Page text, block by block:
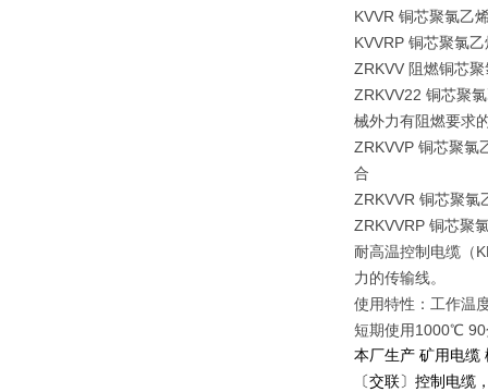
KVVR 铜芯聚氯乙
KVVRP 铜芯聚氯
ZRKVV 阻燃铜芯
ZRKVV22 铜芯聚
械外力有阻燃要求
ZRKVVP 铜芯聚氯
合
ZRKVVR 铜芯聚氯
ZRKVVRP 铜芯聚
耐高温控制电缆（
力的传输线。
使用特性：工作温
短期使用1000℃ 90
本厂生产 矿用电缆
〔交联〕控制电缆